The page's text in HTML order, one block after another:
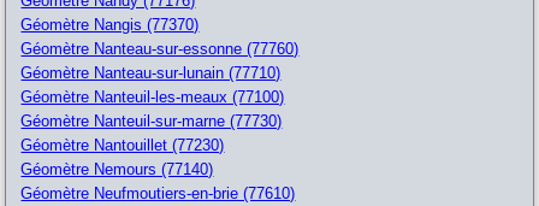
Géomètre Nangis (77370)
Géomètre Nanteau-sur-essonne (77760)
Géomètre Nanteau-sur-lunain (77710)
Géomètre Nanteuil-les-meaux (77100)
Géomètre Nanteuil-sur-marne (77730)
Géomètre Nantouillet (77230)
Géomètre Nemours (77140)
Géomètre Neufmoutiers-en-brie (77610)